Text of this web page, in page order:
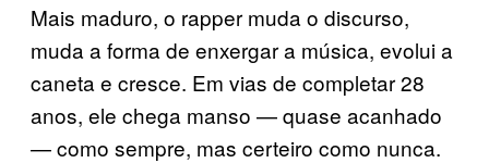
Mais maduro, o rapper muda o discurso,
muda a forma de enxergar a música, evolui a
caneta e cresce. Em vias de completar 28
anos, ele chega manso — quase acanhado
— como sempre, mas certeiro como nunca.